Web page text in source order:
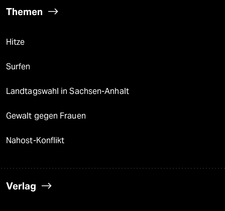
Themen
Hitze
Surfen
Landtagswahl in Sachsen-Anhalt
Gewalt gegen Frauen
Nahost-Konflikt
Verlag